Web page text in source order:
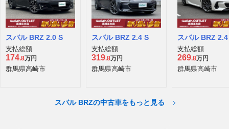
スバル BRZ 2.0 S
支払総額
174.8万円
群馬県高崎市
スバル BRZ 2.4 S
支払総額
319.8万円
群馬県高崎市
スバル BRZ
支払総額
269.8万円
群馬県高崎市
スバル BRZの中古車をもっと見る